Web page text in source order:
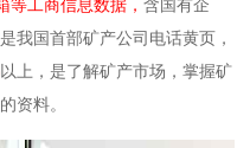
等工商信息数据，含国有企
我国首部矿产公司电话黄页，
以上，是了解矿产市场，掌握矿
资料。